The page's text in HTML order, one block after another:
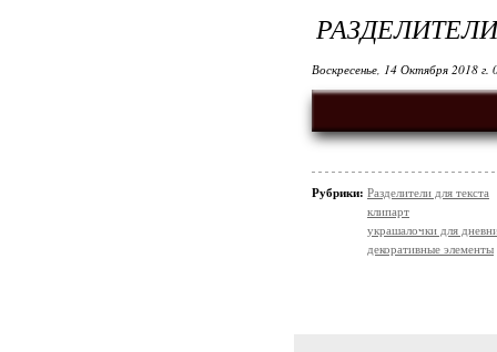
Воскресенье, 14 Октября 2018
Рубрики: Разделители для текста
клипарт
украшалочки для
декоративные элементы